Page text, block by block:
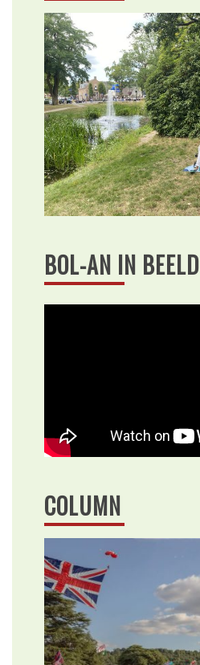
BOL-AN IN BEELD
COLUMN